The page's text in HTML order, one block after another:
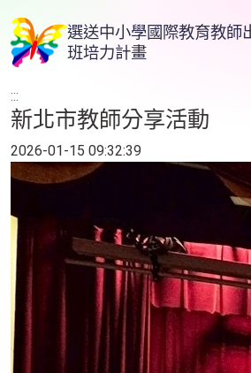
跳
到
主
內
容
選送中小學國際教育教師
班培力計畫
:::
新北市教師分享活動
2026-01-15 09:32:39